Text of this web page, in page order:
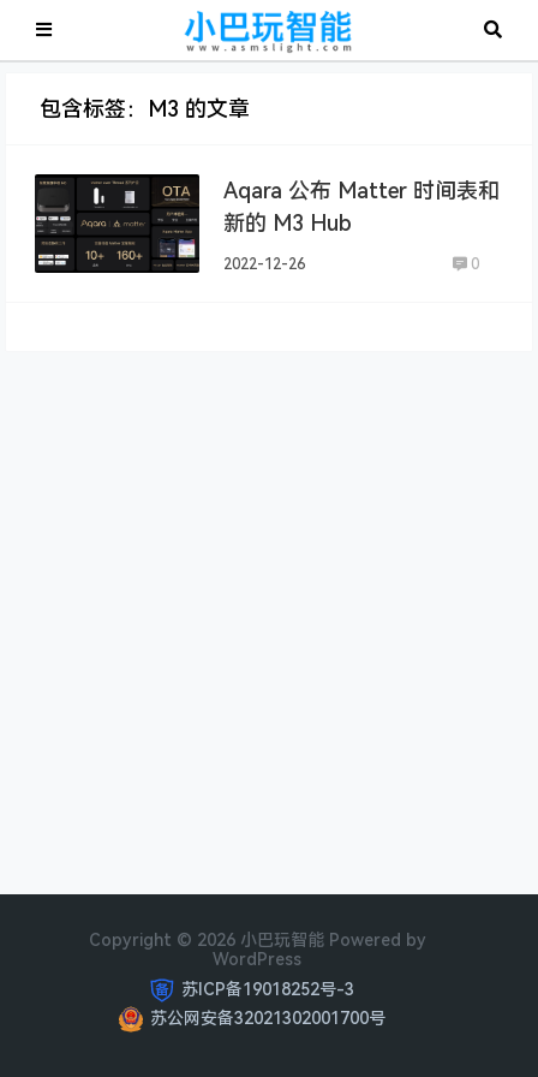
包含标签：M3 的文章
Aqara 公布 Matter 时间表和
新的 M3 Hub
2022-12-26 0
Copyright © 2026 小巴玩智能 Powered by
WordPress
苏ICP备19018252号-3
苏公网安备32021302001700号